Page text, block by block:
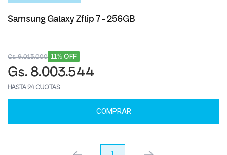
Samsung Galaxy Zflip 7 - 256GB
11% OFF
Gs. 9.013.000
Gs. 8.003.544
HASTA 24 CUOTAS
COMPRAR